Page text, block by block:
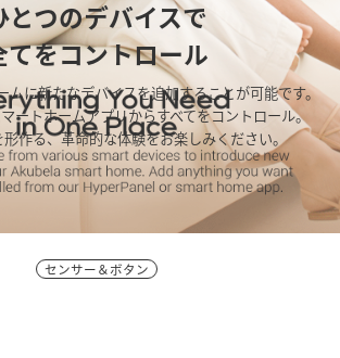
とつのデバイスで
てをコントロール
ムに新たなデバイスを追加することが可能です。
ートホームアプリからすべてをコントロール。
形作る、革命的な体験をお楽しみください。
センサー＆ボタン